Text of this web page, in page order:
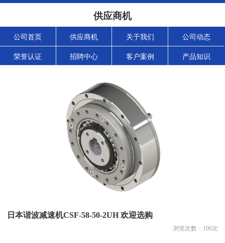
供应商机
公司首页 供应商机 关于我们 公司动态
荣誉认证 招聘中心 客户案例 产品知识
日本谐波减速机CSF-58-50-2UH 欢迎选购
浏览次数： 106次